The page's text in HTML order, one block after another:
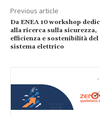
Previous article
Da ENEA 10 workshop
alla ricerca sulla sicurezza,
efficienza e sostenibilità del
sistema elettrico
-